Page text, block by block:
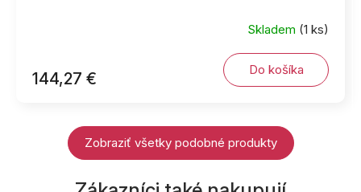
Skladem (1 ks)
144,27 € Do košíka
Zobraziť všetky podobné produkty